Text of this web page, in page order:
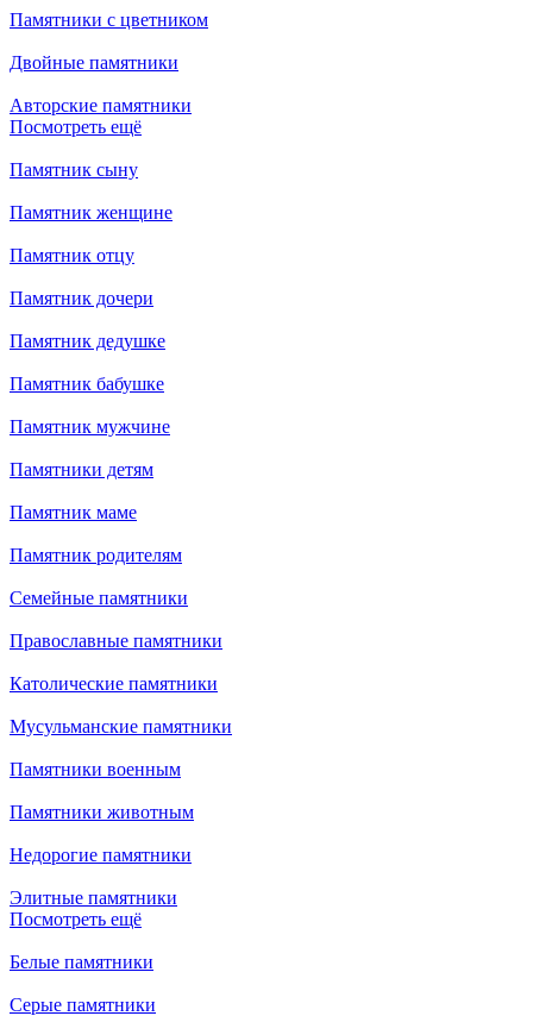
Памятники с цветником
Двойные памятники
Авторские памятники
Посмотреть ещё
Памятник сыну
Памятник женщине
Памятник отцу
Памятник дочери
Памятник дедушке
Памятник бабушке
Памятник мужчине
Памятники детям
Памятник маме
Памятник родителям
Семейные памятники
Православные памятники
Католические памятники
Мусульманские памятники
Памятники военным
Памятники животным
Недорогие памятники
Элитные памятники
Посмотреть ещё
Белые памятники
Серые памятники